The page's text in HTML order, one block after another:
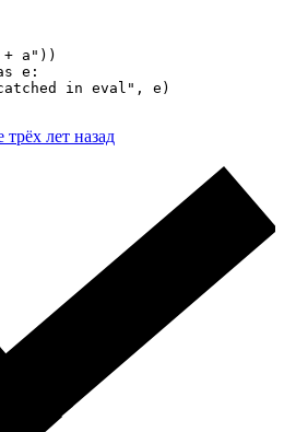
a"))
e:
in eval", e)
трёх лет назад